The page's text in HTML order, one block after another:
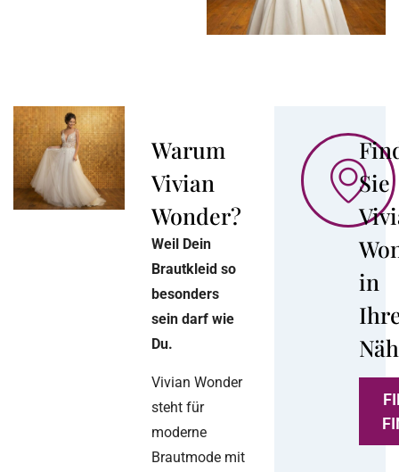
Warum
Vivian
Wonder?
Weil Dein
Brautkleid so
besonders
sein darf wie
Du.
Vivian Wonder
steht für
moderne
Brautmode mit
Sie
in